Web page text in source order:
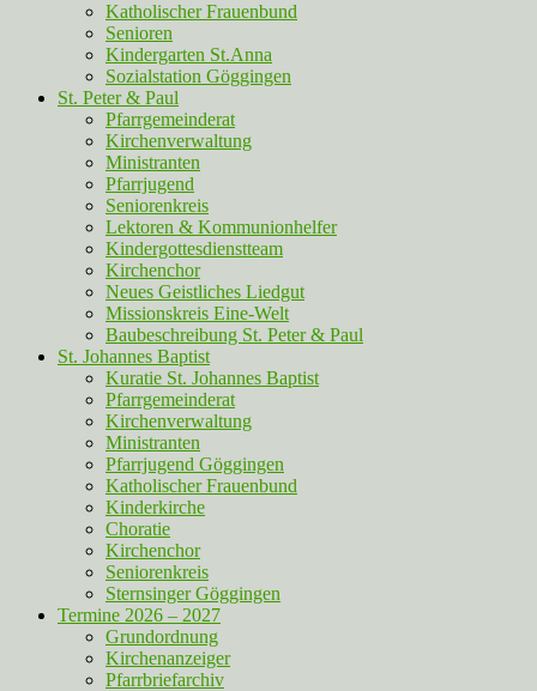
Katholischer Frauenbund
Senioren
Kindergarten St.Anna
Sozialstation Göggingen
St. Peter & Paul
Pfarrgemeinderat
Kirchenverwaltung
Ministranten
Pfarrjugend
Seniorenkreis
Lektoren & Kommunionhelfer
Kindergottesdienstteam
Kirchenchor
Neues Geistliches Liedgut
Missionskreis Eine-Welt
Baubeschreibung St. Peter & Paul
St. Johannes Baptist
Kuratie St. Johannes Baptist
Pfarrgemeinderat
Kirchenverwaltung
Ministranten
Pfarrjugend Göggingen
Katholischer Frauenbund
Kinderkirche
Choratie
Kirchenchor
Seniorenkreis
Sternsinger Göggingen
Termine 2026 – 2027
Grundordnung
Kirchenanzeiger
Pfarrbriefarchiv